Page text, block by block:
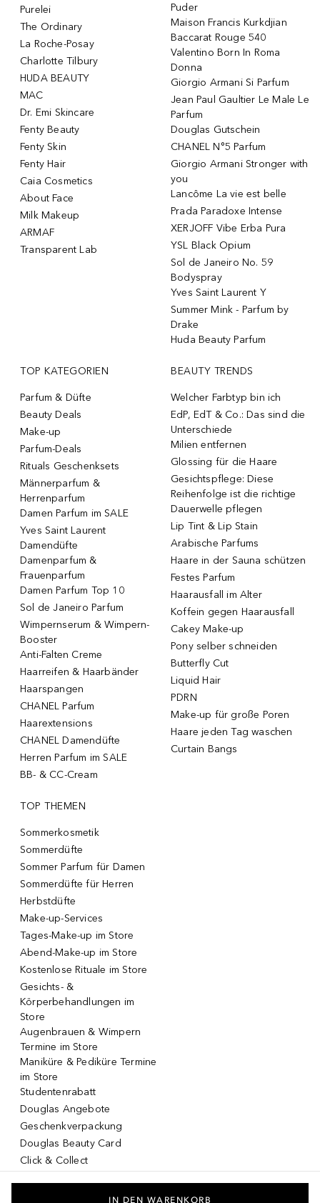
Purelei
The Ordinary
La Roche-Posay
Charlotte Tilbury
HUDA BEAUTY
MAC
Dr. Emi Skincare
Fenty Beauty
Fenty Skin
Fenty Hair
Caia Cosmetics
About Face
Milk Makeup
ARMAF
Transparent Lab
Puder
Maison Francis Kurkdjian
Baccarat Rouge 540
Valentino Born In Roma
Donna
Giorgio Armani Si Parfum
Jean Paul Gaultier Le Male Le
Parfum
Douglas Gutschein
CHANEL N°5 Parfum
Giorgio Armani Stronger with
you
Lancôme La vie est belle
Prada Paradoxe Intense
XERJOFF Vibe Erba Pura
YSL Black Opium
Sol de Janeiro No. 59
Bodyspray
Yves Saint Laurent Y
Summer Mink - Parfum by
Drake
Huda Beauty Parfum
TOP KATEGORIEN
Parfum & Düfte
Beauty Deals
Make-up
Parfum-Deals
Rituals Geschenksets
Männerparfum &
Herrenparfum
Damen Parfum im SALE
Yves Saint Laurent
Damendüfte
Damenparfum &
Frauenparfum
Damen Parfum Top 10
Sol de Janeiro Parfum
Wimpernserum & Wimpern-
Booster
Anti-Falten Creme
Haarreifen & Haarbänder
Haarspangen
CHANEL Parfum
Haarextensions
CHANEL Damendüfte
Herren Parfum im SALE
BB- & CC-Cream
BEAUTY TRENDS
Welcher Farbtyp bin ich
EdP, EdT & Co.: Das sind die
Unterschiede
Milien entfernen
Glossing für die Haare
Gesichtspflege: Diese
Reihenfolge ist die richtige
Dauerwelle pflegen
Lip Tint & Lip Stain
Arabische Parfums
Haare in der Sauna schützen
Festes Parfum
Haarausfall im Alter
Koffein gegen Haarausfall
Cakey Make-up
Pony selber schneiden
Butterfly Cut
Liquid Hair
PDRN
Make-up für große Poren
Haare jeden Tag waschen
Curtain Bangs
TOP THEMEN
Sommerkosmetik
Sommerdüfte
Sommer Parfum für Damen
Sommerdüfte für Herren
Herbstdüfte
Make-up-Services
Tages-Make-up im Store
Abend-Make-up im Store
Kostenlose Rituale im Store
Gesichts- &
Körperbehandlungen im
Store
Augenbrauen & Wimpern
Termine im Store
Maniküre & Pediküre Termine
im Store
Studentenrabatt
Douglas Angebote
Geschenkverpackung
Douglas Beauty Card
Click & Collect
IN DEN WARENKORB